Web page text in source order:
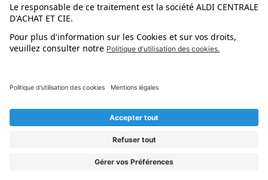
L'application mobile